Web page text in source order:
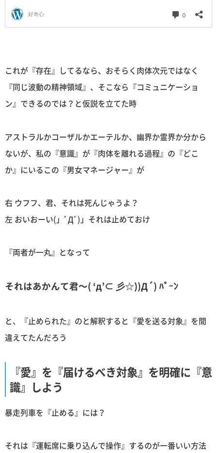
これが『存在』してるなら、おそらく肉体次元ではなく
『同じ波動の精神領域』、そこなら『コミュニケーショ
ン』できるのでは？と仮説を立てた時
アストラルかコーザルかエーテルか、幽界か霊界か分から
ないが、私の『意識』が『肉体を離れる過程』の『どこ
か』にいるこの『男女マネージャー』が
右 ウフフ、君、それは死んじゃうよ？
左 おいおーい(」ﾟДﾟ)」それは止めておけ
『両者が一丸』となって
それはあかんて君〜( ‘д’⊂ 彡☆))Д´) ﾊﾟｰﾝ
と、『止められた』のと解釈すると『愛を送る対象』を間
違えてたんだろう
『愛』を『届けるべき対象』を明確に『意
識』しよう
暴走列車を『止める』には？
それは『運転席に乗り込んで操作』するのが一番いい方法